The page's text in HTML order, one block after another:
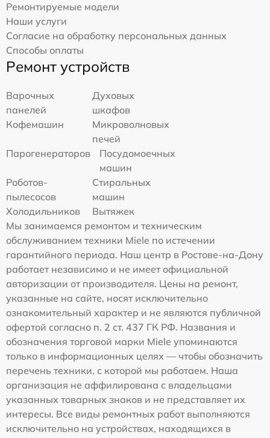
Ремонтируемые модели
Наши услуги
Согласие на обработку персональных данных
Способы оплаты
Ремонт устройств
Варочных
панелей
Духовых
шкафов
Кофемашин
Микроволновых
печей
Парогенераторов
Посудомоечных
машин
Роботов-
пылесосов
Стиральных
машин
Холодильников
Вытяжек
Мы занимаемся ремонтом и техническим
обслуживанием техники Miele по истечении
гарантийного периода. Наш центр в Ростове-на-Дону
работает независимо и не имеет официальной
авторизации от производителя. Цены на ремонт,
указанные на сайте, носят исключительно
ознакомительный характер и не являются публичной
офертой согласно п. 2 ст. 437 ГК РФ. Названия и
обозначения торговой марки Miele упоминаются
только в информационных целях — чтобы обозначить
перечень техники, с которой мы работаем. Наша
организация не аффилирована с владельцами
указанных товарных знаков и не представляет их
интересы. Все виды ремонтных работ выполняются
исключительно на устройствах, находящихся в